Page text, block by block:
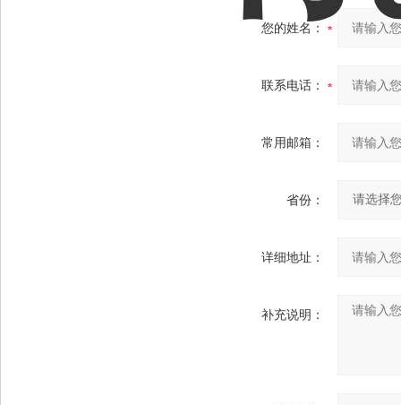
您的姓名：
联系电话：
常用邮箱：
省份：
详细地址：
补充说明：